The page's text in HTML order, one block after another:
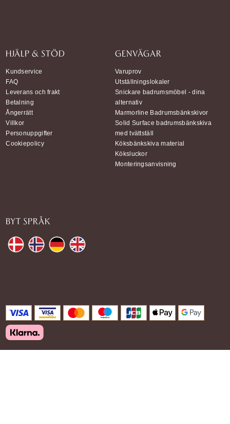
HJÄLP & STÖD
Kundservice
FAQ
Leverans och frakt
Betalning
Ångerrätt
Villkor
Personuppgifter
Cookiepolicy
GENVÄGAR
Varuprov
Utställningslokaler
Snickare badrumsmöbel - dina
alternativ
Marmorline Badrumsbänkskivor
Solid Surface badrumsbänkskiva
med tvättställ
Köksbänkskiva material
Köksluckor
Monteringsanvisning
BYT SPRÅK